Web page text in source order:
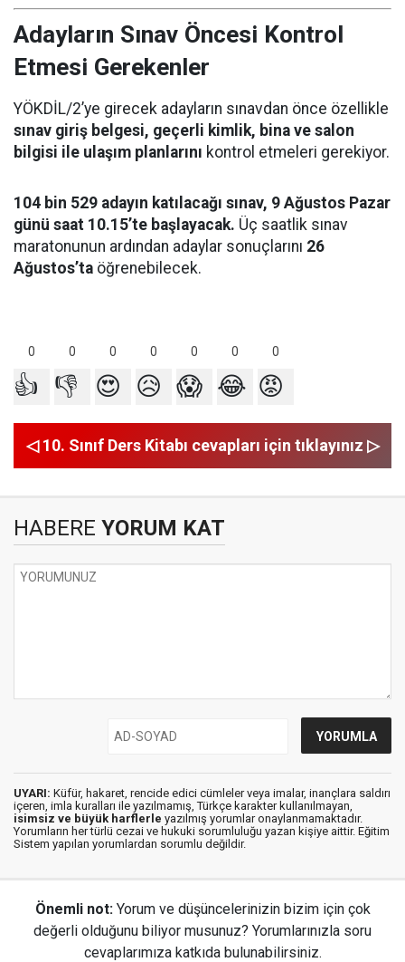
Adayların Sınav Öncesi Kontrol
Etmesi Gerekenler
YÖKDİL/2’ye girecek adayların sınavdan önce özellikle
sınav giriş belgesi, geçerli kimlik, bina ve salon
bilgisi ile ulaşım planlarını kontrol etmeleri gerekiyor.
104 bin 529 adayın katılacağı sınav, 9 Ağustos Pazar
günü saat 10.15’te başlayacak. Üç saatlik sınav
maratonunun ardından adaylar sonuçlarını 26
Ağustos’ta öğrenebilecek.
0 0 0 0 0 0 0
👍 👎 😍 😥 😱 😂 😡
◁ 10. Sınıf Ders Kitabı cevapları için tıklayınız ▷
HABERE YORUM KAT
UYARI: Küfür, hakaret, rencide edici cümleler veya imalar, inançlara saldırı
içeren, imla kuralları ile yazılmamış, Türkçe karakter kullanılmayan,
isimsiz ve büyük harflerle yazılmış yorumlar onaylanmamaktadır.
Yorumların her türlü cezai ve hukuki sorumluluğu yazan kişiye aittir. Eğitim
Sistem yapılan yorumlardan sorumlu değildir.
Önemli not: Yorum ve düşüncelerinizin bizim için çok
değerli olduğunu biliyor musunuz? Yorumlarınızla soru
cevaplarımıza katkıda bulunabilirsiniz.